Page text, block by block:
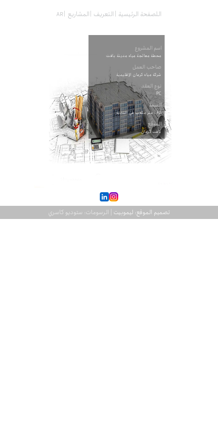
اللصفحة الرئيسية التعریف المشاريع
اسم المشروع
محطة معالجة مياه مدينة بافت
صاحب العمل
شركة مياه كرمان الإقليمية
نوع العقد
PC
السعة
٠.٢٥ متر مكعب في الثانية
الموقع
بافت کرمان
تصميم الموقع: ليموبيت | الرسومات: ستوديو كاسري